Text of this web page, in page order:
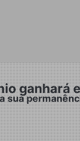
ganhará
sua